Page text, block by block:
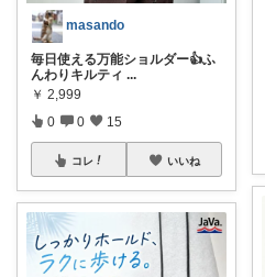
masando
毎日使える万能ショルダー👍ふ
んわりキルティ ...
￥ 2,999
0 0 15
コレ いいね